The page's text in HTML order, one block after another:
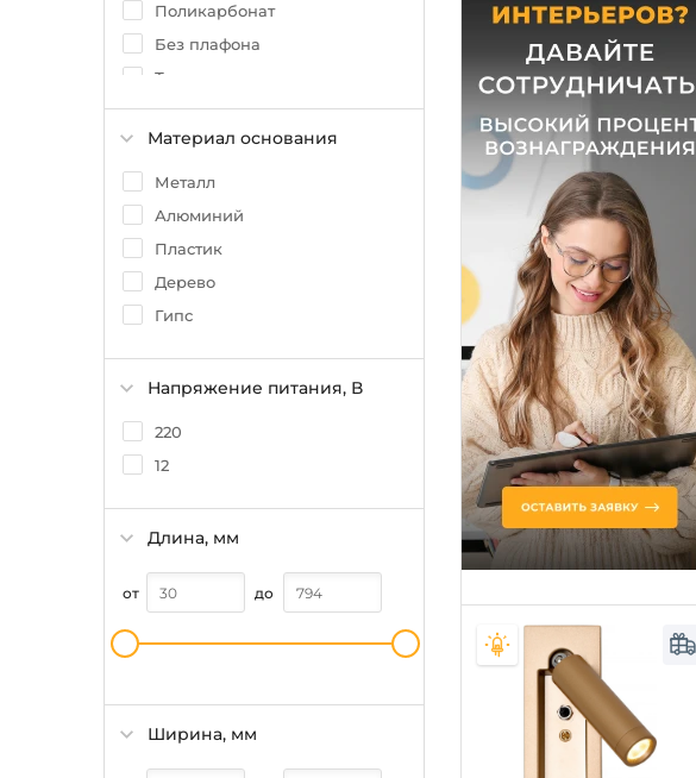
Поликарбонат
Без плафона
Ткань
Гипс
Материал основания
Металл
Алюминий
Пластик
Дерево
Гипс
Напряжение питания, В
220
12
Длина, мм
от до
Ширина, мм